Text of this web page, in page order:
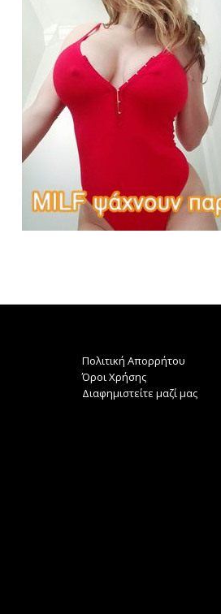
Πολιτική Απορρήτου
Όροι Χρήσης
Διαφημιστείτε μαζί μας